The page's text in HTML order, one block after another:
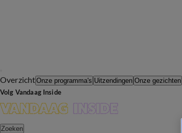
OverzichtOnze programma's Uitzendingen Onze gezichten
Volg Vandaag Inside
Zoeken